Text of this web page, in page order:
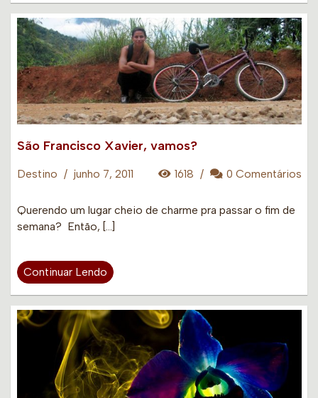
São Francisco Xavier, vamos?
Destino / junho 7, 2011 1618 / 0 Comentários
Querendo um lugar cheio de charme pra passar o fim de
semana? Então, […]
Continuar Lendo